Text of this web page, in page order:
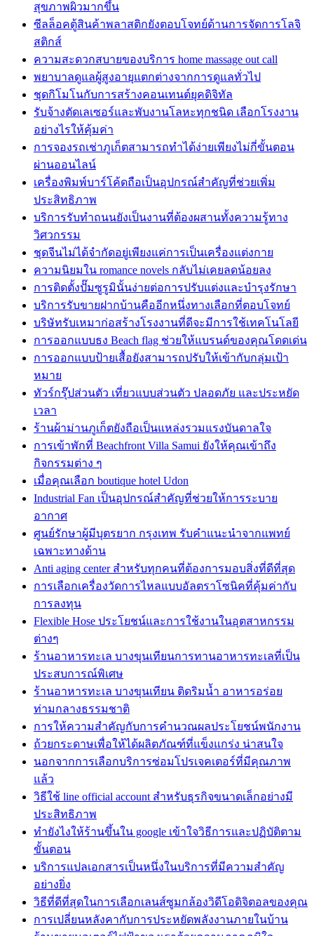
สุขภาพผิวมากขึ้น
ซีลล็อคตู้สินค้าพลาสติกยังตอบโจทย์ด้านการจัดการโลจิ
สติกส์
ความสะดวกสบายของบริการ home massage out call
พยาบาลดูแลผู้สูงอายุแตกต่างจากการดูแลทั่วไป
ชุดกิโมโนกับการสร้างคอนเทนต์ยุคดิจิทัล
รับจ้างตัดเลเซอร์และพับงานโลหะทุกชนิด เลือกโรงงาน
อย่างไรให้คุ้มค่า
การจองรถเช่าภูเก็ตสามารถทำได้ง่ายเพียงไม่กี่ขั้นตอน
ผ่านออนไลน์
เครื่องพิมพ์บาร์โค้ดถือเป็นอุปกรณ์สำคัญที่ช่วยเพิ่ม
ประสิทธิภาพ
บริการรับทำถนนยังเป็นงานที่ต้องผสานทั้งความรู้ทาง
วิศวกรรม
ชุดจีนไม่ได้จำกัดอยู่เพียงแค่การเป็นเครื่องแต่งกาย
ความนิยมใน romance novels กลับไม่เคยลดน้อยลง
การติดตั้งปั๊มซูรูมินั้นง่ายต่อการปรับแต่งและบำรุงรักษา
บริการรับขายฝากบ้านคืออีกหนึ่งทางเลือกที่ตอบโจทย์
บริษัทรับเหมาก่อสร้างโรงงานที่ดีจะมีการใช้เทคโนโลยี
การออกแบบธง Beach flag ช่วยให้แบรนด์ของคุณโดดเด่น
การออกแบบป้ายเสื้อยังสามารถปรับให้เข้ากับกลุ่มเป้า
หมาย
ทัวร์กรุ๊ปส่วนตัว เที่ยวแบบส่วนตัว ปลอดภัย และประหยัด
เวลา
ร้านผ้าม่านภูเก็ตยังถือเป็นแหล่งรวมแรงบันดาลใจ
การเข้าพักที่ Beachfront Villa Samui ยังให้คุณเข้าถึง
กิจกรรมต่าง ๆ
เมื่อคุณเลือก boutique hotel Udon
Industrial Fan เป็นอุปกรณ์สำคัญที่ช่วยให้การระบาย
อากาศ
ศูนย์รักษาผู้มีบุตรยาก กรุงเทพ รับคำแนะนำจากแพทย์
เฉพาะทางด้าน
Anti aging center สำหรับทุกคนที่ต้องการมอบสิ่งที่ดีที่สุด
การเลือกเครื่องวัดการไหลแบบอัลตราโซนิคที่คุ้มค่ากับ
การลงทุน
Flexible Hose ประโยชน์และการใช้งานในอุตสาหกรรม
ต่างๆ
ร้านอาหารทะเล บางขุนเทียนการทานอาหารทะเลที่เป็น
ประสบการณ์พิเศษ
ร้านอาหารทะเล บางขุนเทียน ติดริมน้ำ อาหารอร่อย
ท่ามกลางธรรมชาติ
การให้ความสำคัญกับการคำนวณผลประโยชน์พนักงาน
ถ้วยกระดาษเพื่อให้ได้ผลิตภัณฑ์ที่แข็งแกร่ง น่าสนใจ
นอกจากการเลือกบริการซ่อมโปรเจคเตอร์ที่มีคุณภาพ
แล้ว
วิธีใช้ line official account สำหรับธุรกิจขนาดเล็กอย่างมี
ประสิทธิภาพ
ทํายังไงให้ร้านขึ้นใน google เข้าใจวิธีการและปฏิบัติตาม
ขั้นตอน
บริการแปลเอกสารเป็นหนึ่งในบริการที่มีความสำคัญ
อย่างยิ่ง
วิธีที่ดีที่สุดในการเลือกเลนส์ซูมกล้องวิดีโอดิจิตอลของคุณ
การเปลี่ยนหลังคากับการประหยัดพลังงานภายในบ้าน